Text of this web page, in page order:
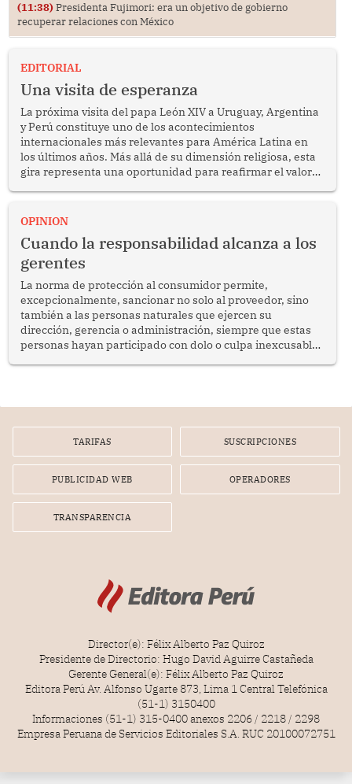
(11:38) Presidenta Fujimori: era un objetivo de gobierno
recuperar relaciones con México
EDITORIAL
Una visita de esperanza
La próxima visita del papa León XIV a Uruguay, Argentina
y Perú constituye uno de los acontecimientos
internacionales más relevantes para América Latina en
los últimos años. Más allá de su dimensión religiosa, esta
gira representa una oportunidad para reafirmar el valor
enfrenta desafíos en materia de desarrollo, cohesión
OPINION
Cuando la responsabilidad alcanza a los
gerentes
La norma de protección al consumidor permite,
excepcionalmente, sancionar no solo al proveedor, sino
también a las personas naturales que ejercen su
dirección, gerencia o administración, siempre que estas
personas hayan participado con dolo o culpa inexcusable
por la frustrada realización de un meet and greet con
TARIFAS SUSCRIPCIONES
PUBLICIDAD WEB OPERADORES
TRANSPARENCIA
Director(e): Félix Alberto Paz Quiroz
Presidente de Directorio: Hugo David Aguirre Castañeda
Gerente General(e): Félix Alberto Paz Quiroz
Editora Perú Av. Alfonso Ugarte 873, Lima 1 Central Telefónica
(51-1) 3150400
Informaciones (51-1) 315-0400 anexos 2206 / 2218 / 2298
Empresa Peruana de Servicios Editoriales S.A. RUC 20100072751